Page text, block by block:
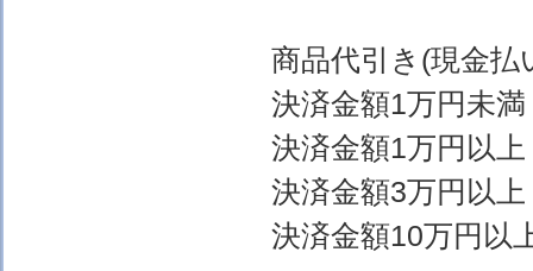
商品代引き(現金
決済金額1万
決済金額1万円以
決済金額3万円以
決済金額10万円以